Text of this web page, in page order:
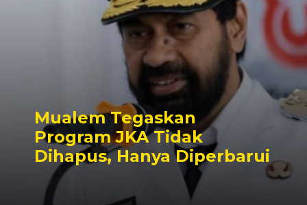
Mualem Tegaskan
Program JKA Tidak
Dihapus, Hanya Diperbarui